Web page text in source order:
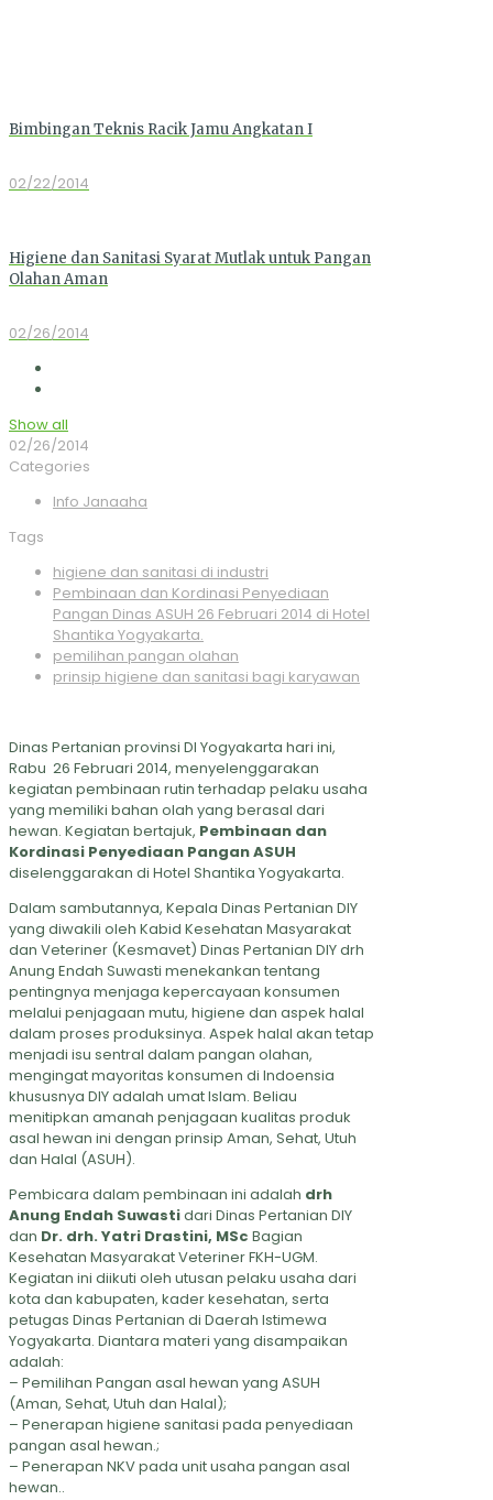
Bimbingan Teknis Racik Jamu Angkatan I
02/22/2014
Higiene dan Sanitasi Syarat Mutlak untuk Pangan
Olahan Aman
02/26/2014
Show all
02/26/2014
Categories
Info Janaaha
Tags
higiene dan sanitasi di industri
Pembinaan dan Kordinasi Penyediaan
Pangan Dinas ASUH 26 Februari 2014 di Hotel
Shantika Yogyakarta.
pemilihan pangan olahan
prinsip higiene dan sanitasi bagi karyawan
Dinas Pertanian provinsi DI Yogyakarta hari ini,
Rabu 26 Februari 2014, menyelenggarakan
kegiatan pembinaan rutin terhadap pelaku usaha
yang memiliki bahan olah yang berasal dari
hewan. Kegiatan bertajuk, Pembinaan dan
Kordinasi Penyediaan Pangan ASUH
diselenggarakan di Hotel Shantika Yogyakarta.
Dalam sambutannya, Kepala Dinas Pertanian DIY
yang diwakili oleh Kabid Kesehatan Masyarakat
dan Veteriner (Kesmavet) Dinas Pertanian DIY drh
Anung Endah Suwasti menekankan tentang
pentingnya menjaga kepercayaan konsumen
melalui penjagaan mutu, higiene dan aspek halal
dalam proses produksinya. Aspek halal akan tetap
menjadi isu sentral dalam pangan olahan,
mengingat mayoritas konsumen di Indoensia
khususnya DIY adalah umat Islam. Beliau
menitipkan amanah penjagaan kualitas produk
asal hewan ini dengan prinsip Aman, Sehat, Utuh
dan Halal (ASUH).
Pembicara dalam pembinaan ini adalah drh
Anung Endah Suwastidari Dinas Pertanian DIY
dan Dr. drh. Yatri Drastini, MSc Bagian
Kesehatan Masyarakat Veteriner FKH-UGM.
Kegiatan ini diikuti oleh utusan pelaku usaha dari
kota dan kabupaten, kader kesehatan, serta
petugas Dinas Pertanian di Daerah Istimewa
Yogyakarta. Diantara materi yang disampaikan
adalah:
– Pemilihan Pangan asal hewan yang ASUH
(Aman, Sehat, Utuh dan Halal);
– Penerapan higiene sanitasi pada penyediaan
pangan asal hewan.;
– Penerapan NKV pada unit usaha pangan asal
hewan..